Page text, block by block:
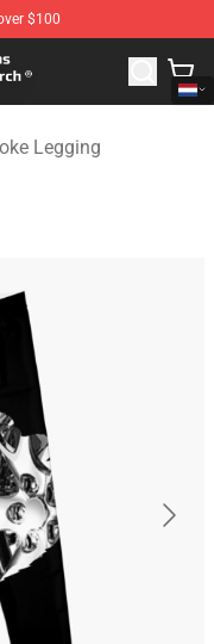
$100
Merchandise
Legging